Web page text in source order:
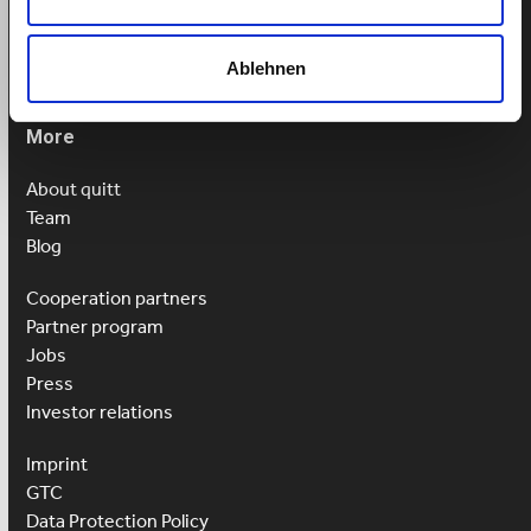
Ablehnen
More
About quitt
Team
Blog
Cooperation partners
Partner program
Jobs
Press
Investor relations
Imprint
GTC
Data Protection Policy